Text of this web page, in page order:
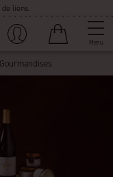
liens.
Menu